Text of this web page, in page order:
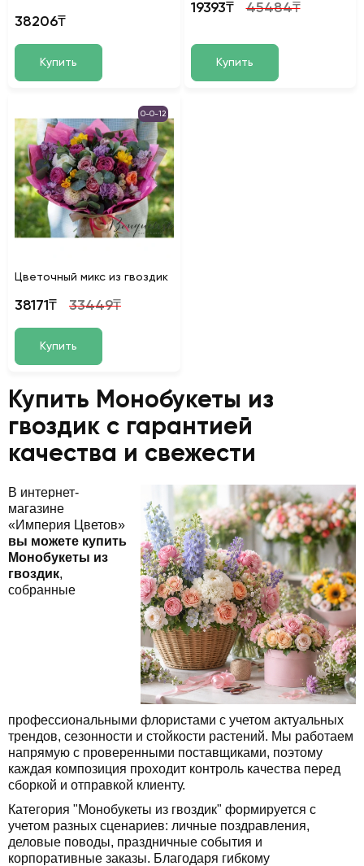
38206₸
Купить
19393₸ 45484₸
Купить
0-0-12
Цветочный микс из гвоздик
38171₸ 33449₸
Купить
Купить Монобукеты из
гвоздик с гарантией
качества и свежести
В интернет-
магазине
«Империя Цветов»
вы можете купить
Монобукеты из
гвоздик,
собранные
профессиональными флористами с учетом актуальных
трендов, сезонности и стойкости растений. Мы работаем
напрямую с проверенными поставщиками, поэтому
каждая композиция проходит контроль качества перед
сборкой и отправкой клиенту.
Категория "Монобукеты из гвоздик" формируется с
учетом разных сценариев: личные поздравления,
деловые поводы, праздничные события и
корпоративные заказы. Благодаря гибкому